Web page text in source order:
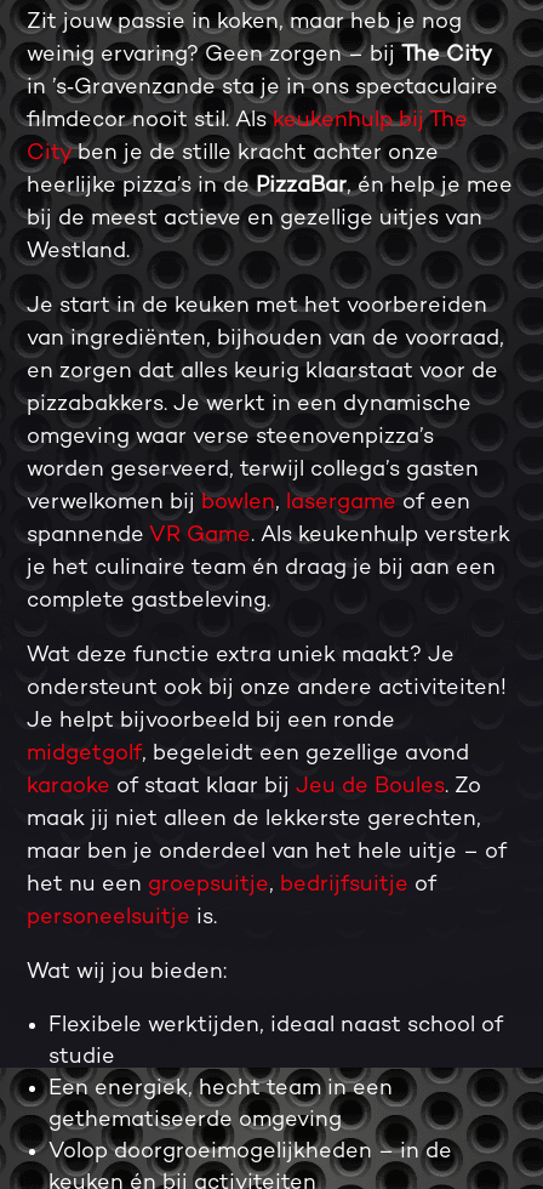
Zit jouw passie in koken, maar heb je nog
weinig ervaring? Geen zorgen – bijThe City
in ’s‑Gravenzande sta je in ons spectaculaire
filmdecor nooit stil. Alskeukenhulp bij The
Cityben je de stille kracht achter onze
heerlijke pizza’s in dePizzaBar, én help je mee
bij de meest actieve en gezellige uitjes van
Westland.
Je start in de keuken met het voorbereiden
van ingrediënten, bijhouden van de voorraad,
en zorgen dat alles keurig klaarstaat voor de
pizzabakkers. Je werkt in een dynamische
omgeving waar verse steenovenpizza’s
worden geserveerd, terwijl collega’s gasten
verwelkomen bij bowlen, lasergameof een
spannende VR Game. Als keukenhulp versterk
je het culinaire team én draag je bij aan een
complete gastbeleving.
Wat deze functie extra uniek maakt? Je
ondersteunt ook bij onze andere activiteiten!
Je helpt bijvoorbeeld bij een ronde
midgetgolf, begeleidt een gezellige avond
karaoke of staat klaar bijJeu de Boules. Zo
maak jij niet alleen de lekkerste gerechten,
maar ben je onderdeel van het hele uitje – of
het nu een groepsuitje, bedrijfsuitje of
personeelsuitje is.
Wat wij jou bieden:
Flexibele werktijden, ideaal naast school of
studie
Een energiek, hecht team in een
gethematiseerde omgeving
Volop doorgroeimogelijkheden – in de
keuken én bij activiteiten